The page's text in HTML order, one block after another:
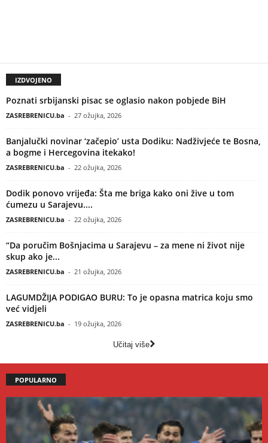
IZDVOJENO
Poznati srbijanski pisac se oglasio nakon pobjede BiH
ZASREBRENICU.ba - 27 ožujka, 2026
Banjalučki novinar ‘začepio’ usta Dodiku: Nadživjeće te Bosna,
a bogme i Hercegovina itekako!
ZASREBRENICU.ba - 22 ožujka, 2026
Dodik ponovo vrijeđa: Šta me briga kako oni žive u tom
ćumezu u Sarajevu....
ZASREBRENICU.ba - 22 ožujka, 2026
“Da poručim Bošnjacima u Sarajevu – za mene ni život nije
skup ako je...
ZASREBRENICU.ba - 21 ožujka, 2026
LAGUMDŽIJA PODIGAO BURU: To je opasna matrica koju smo
već vidjeli
ZASREBRENICU.ba - 19 ožujka, 2026
Učitaj više
POPULARNO